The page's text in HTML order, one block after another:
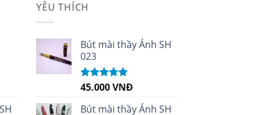
YÊU THÍCH
Bút mài thầy Ánh SH
023
Được xếp
sao
45.000VNĐ
Bút mài thầy Ánh SH